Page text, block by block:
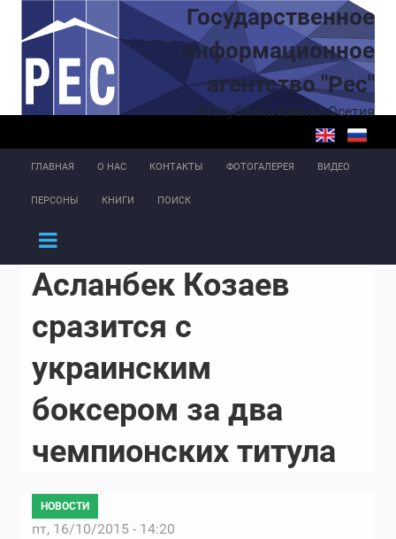
Перейти к основному содержаниюГосударственное
информационное
агентство "Рес"
Республика Южная Осетия
ГЛАВНАЯ О НАС КОНТАКТЫ ФОТОГАЛЕРЕЯ ВИДЕО
ПЕРСОНЫ КНИГИ ПОИСК
Асланбек Козаев
сразится с
украинским
боксером за два
чемпионских титула
НОВОСТИ
пт, 16/10/2015 - 14:20